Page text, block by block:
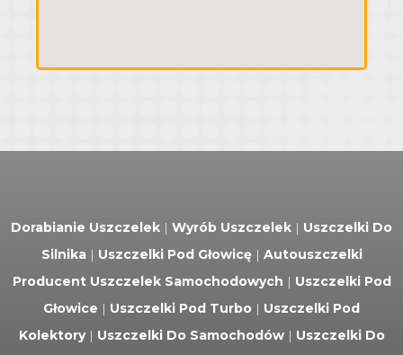
Dorabianie Uszczelek | Wyrób Uszczelek | Uszczelki Do
Silnika| Uszczelki Pod Głowicę| Autouszczelki
Producent Uszczelek Samochodowych | Uszczelki Pod
Głowice | Uszczelki Pod Turbo | Uszczelki Pod
Kolektory| Uszczelki Do Samochodów| Uszczelki Do